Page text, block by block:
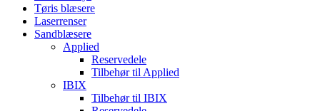
Tøris blæsere
Laserrenser
Sandblæsere
Applied
Reservedele
Tilbehør til Applied
IBIX
Tilbehør til IBIX